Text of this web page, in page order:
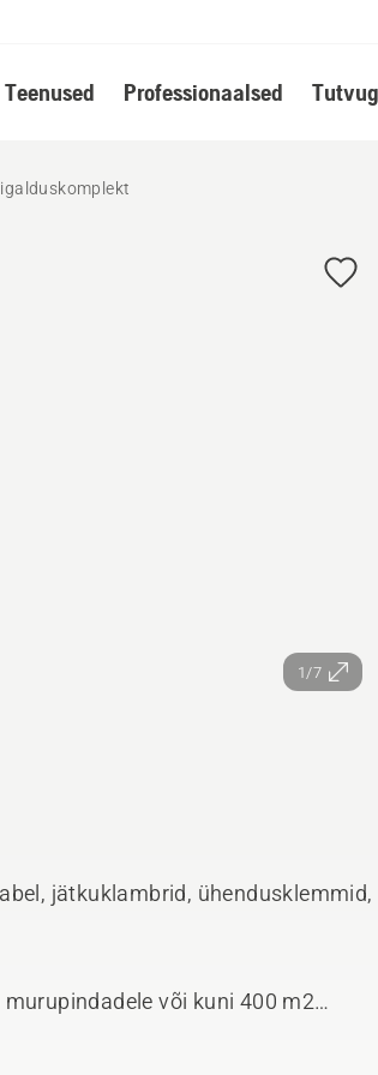
Teenused Professionaalsed
1/7
jätkuklambrid, ühendusklemmid,
või kuni 400 m2